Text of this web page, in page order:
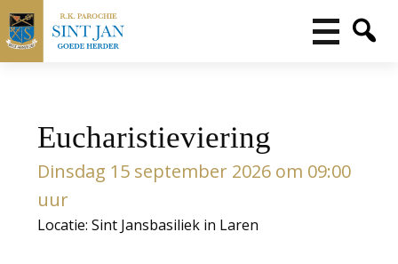
Eucharistieviering
Dinsdag 15 september 2026 om 09:00
uur
Locatie: Sint Jansbasiliek in Laren